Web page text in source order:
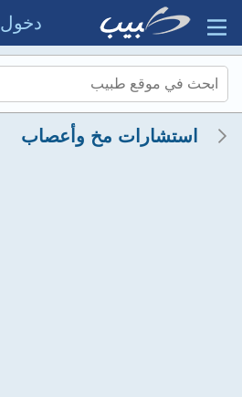
دخول
استشارات مخ وأعصاب